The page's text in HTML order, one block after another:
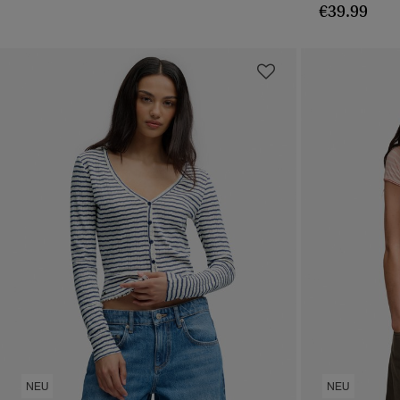
€39.99
NEU NEU